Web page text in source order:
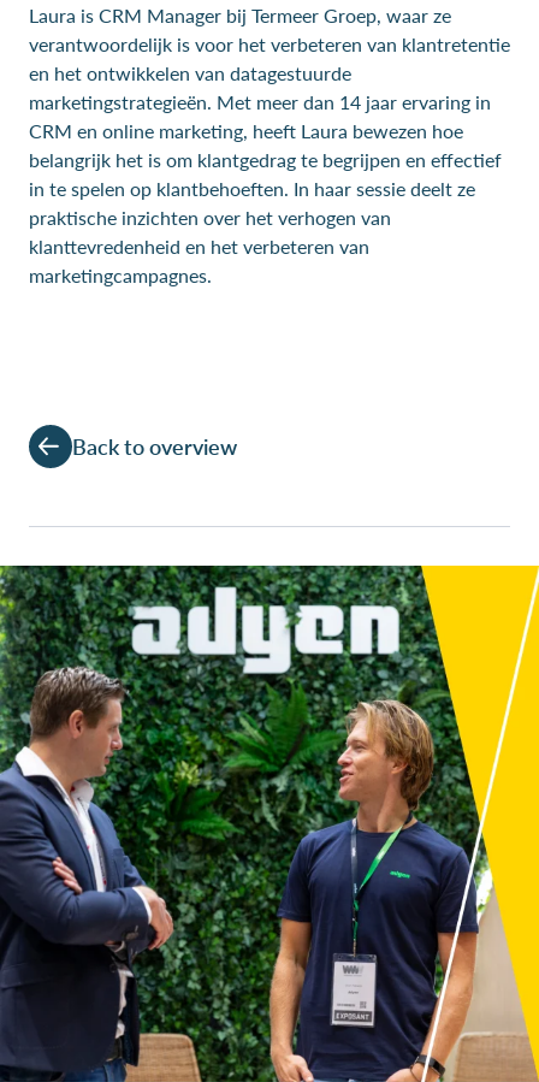
Laura is CRM Manager bij Termeer Groep, waar ze
verantwoordelijk is voor het verbeteren van klantretentie
en het ontwikkelen van datagestuurde
marketingstrategieën. Met meer dan 14 jaar ervaring in
CRM en online marketing, heeft Laura bewezen hoe
belangrijk het is om klantgedrag te begrijpen en effectief
in te spelen op klantbehoeften. In haar sessie deelt ze
praktische inzichten over het verhogen van
klanttevredenheid en het verbeteren van
marketingcampagnes.
Back to overview